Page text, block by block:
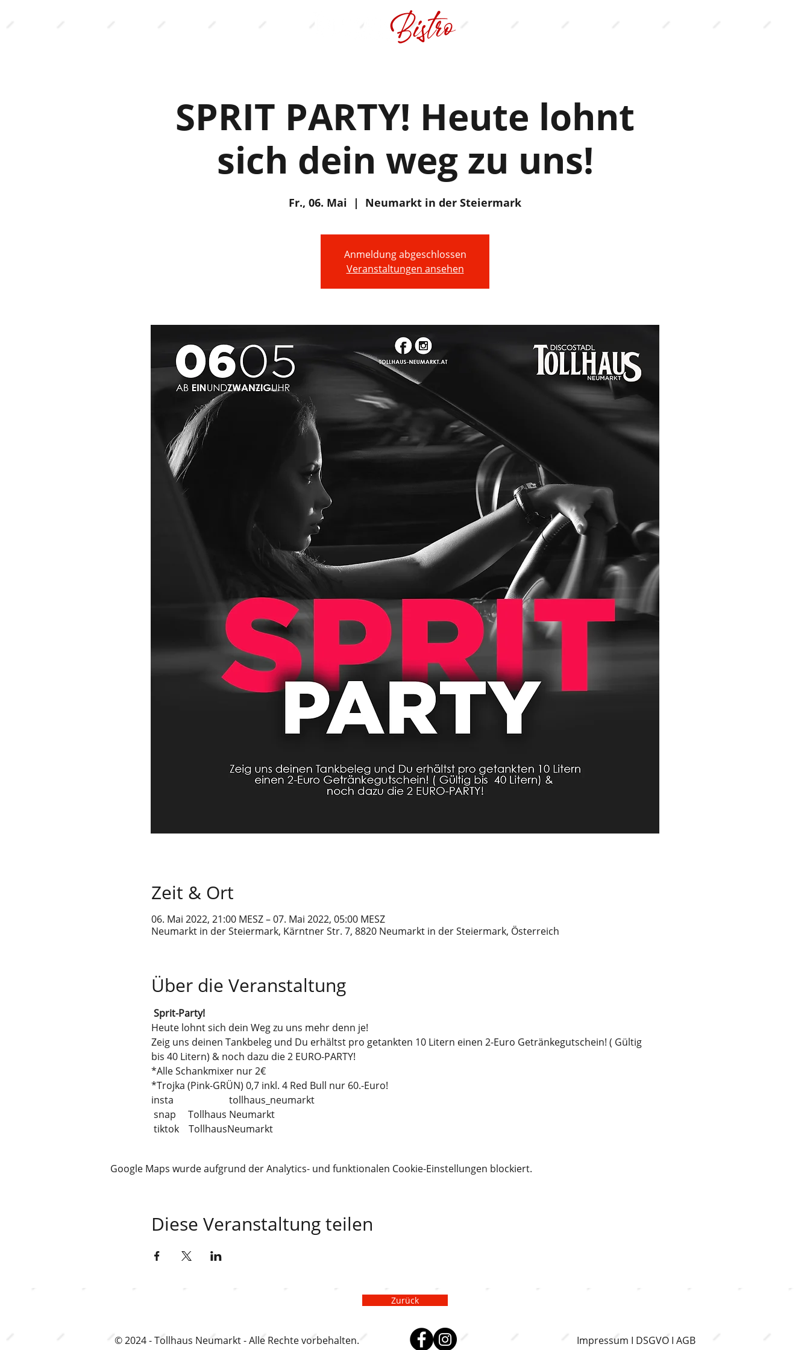
SPRIT PARTY! Heute lohnt
sich dein weg zu uns!
Fr., 06. Mai
  |
Neumarkt in der Steiermark
Anmeldung abgeschlossen
Veranstaltungen ansehen
Zeit & Ort
06. Mai 2022, 21:00 MESZ – 07. Mai 2022, 05:00 MESZ
Neumarkt in der Steiermark, Kärntner Str. 7, 8820 Neumarkt in der Steiermark, Österreich
Über die Veranstaltung
Sprit-Party!
Heute lohnt sich dein Weg zu uns mehr denn je!
Zeig uns deinen Tankbeleg und Du erhältst pro getankten 10 Litern einen 2-Euro Getränkegutschein! ( Gültig
bis 40 Litern) & noch dazu die 2 EURO-PARTY!
*Alle Schankmixer nur 2€
*Trojka (Pink-GRÜN) 0,7 inkl. 4 Red Bull nur 60.-Euro!
insta                       tollhaus_neumarkt
tiktok    TollhausNeumarkt
Google Maps wurde aufgrund der Analytics- und funktionalen Cookie-Einstellungen blockiert.
Diese Veranstaltung teilen
Zurück
© 2024 - Tollhaus Neumarkt - Alle Rechte vorbehalten. Impressum I DSGVO I AGB